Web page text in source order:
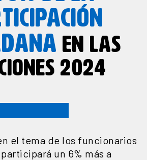
EN LAS
2024
el tema de los funcionarios
un 6% más a